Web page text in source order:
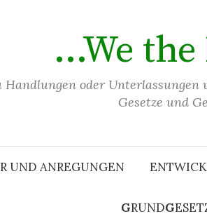
…We
oder
Gesetze und
UND ANREGUNGEN
GRUNDG